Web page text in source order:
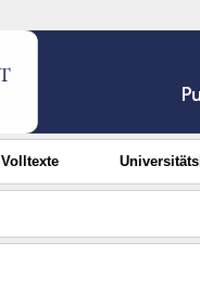
Volltexte